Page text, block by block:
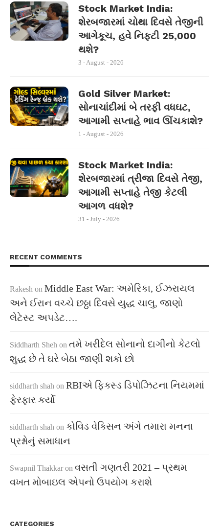
Stock Market India:
શેરબજારમાં ચોથા દિવસે તેજીની
આગેકૂચ, હવે નિફ્ટી 25,000
થશે?
3 - August - 2026
Gold Silver Market:
સોનાચાંદીમાં બે તરફી વધઘટ,
આગામી સપ્તાહે ભાવ ઊંચકાશે?
1 - August - 2026
Stock Market India:
શેરબજારમાં ત્રીજા દિવસે તેજી,
આગામી સપ્તાહે તેજી કેટલી
આગળ વધશે?
31 - July - 2026
RECENT COMMENTS
Rakesh on Middle East War: અમેરિકા, ઈઝરાયલ
અને ઈરાન વચ્ચે છઠ્ઠા દિવસે યુદ્ધ ચાલુ, જાણો
લેટેસ્ટ અપડેટ….
Siddharth Sheh on તમે ખરીદેલ સોનાનો દાગીનો કેટલો
શુદ્ધ છે તે ઘરે બેઠા જાણી શકો છો
siddharth shah on RBIએ ફિક્સ્ડ ડિપોઝિટના નિયમમાં
ફેરફાર કર્યો
siddharth shah on કોવિડ વેક્સિન અંગે તમારા મનના
પ્રશ્નોનું સમાધાન
Swapnil Thakkar on વસતી ગણતરી 2021 – પ્રથમ
વખત મોબાઇલ એપનો ઉપયોગ કરાશે
CATEGORIES